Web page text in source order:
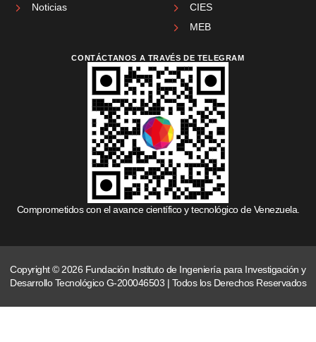
Noticias
CIES
MEB
CONTÁCTANOS A TRAVÉS DE TELEGRAM
Comprometidos con el avance científico y tecnológico de Venezuela.
Copyright © 2026 Fundación Instituto de Ingeniería para Investigación y
Desarrollo Tecnológico G-200046503 | Todos los Derechos Reservados